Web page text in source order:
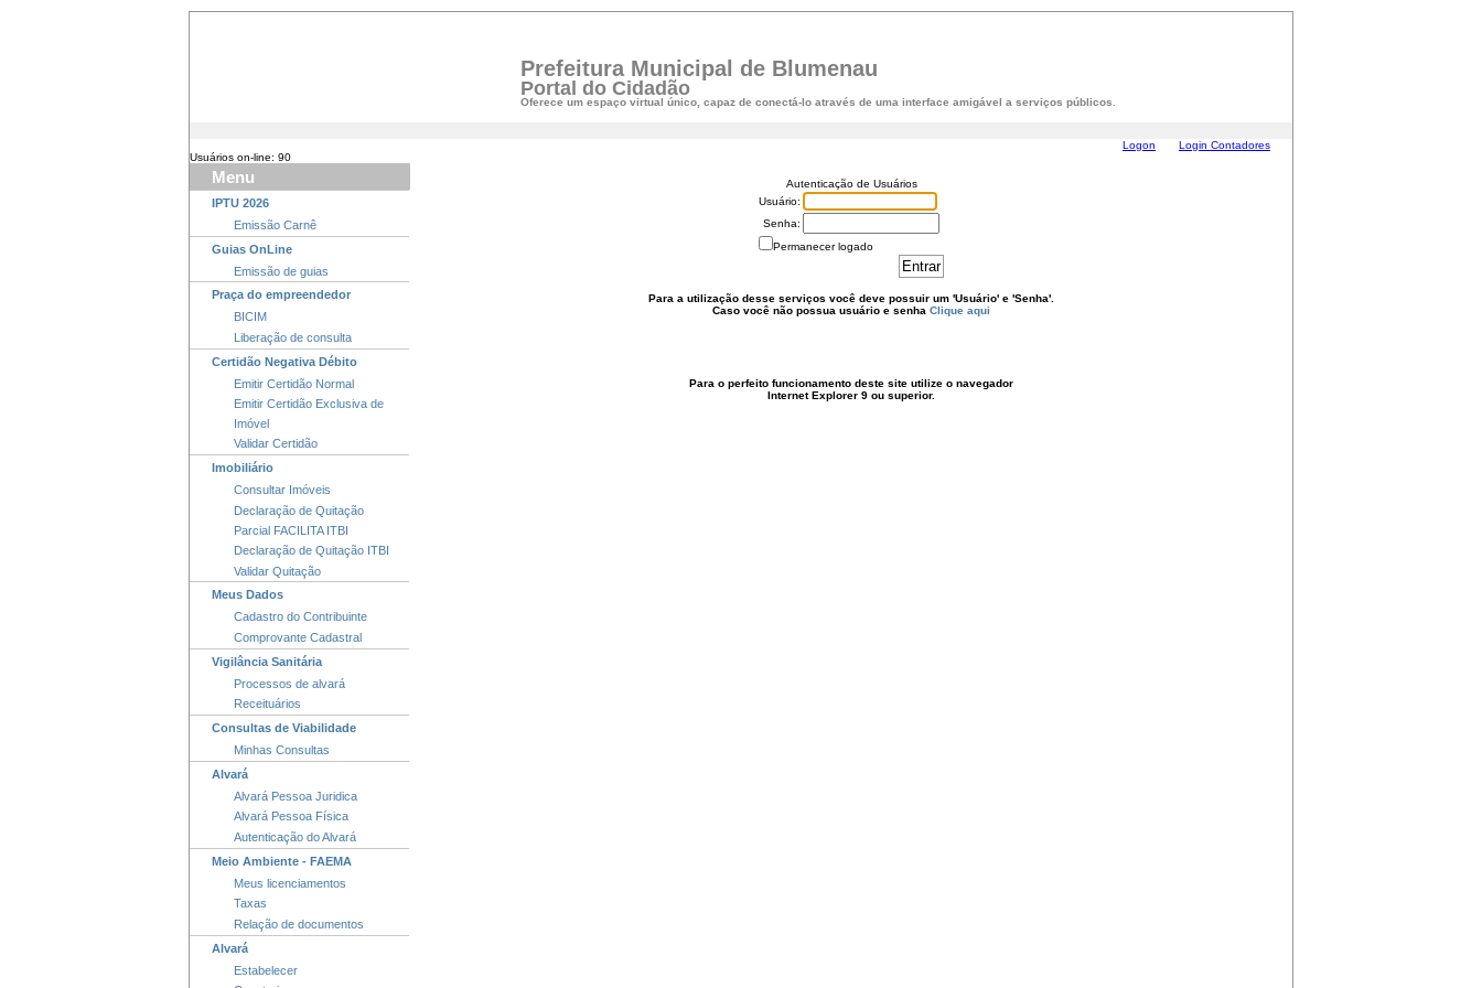
Prefeitura Municipal de Blumenau
Portal do Cidadão
Oferece um espaço virtual único, capaz de conectá-lo através de uma interface amigável a serviços públicos.
Logon
Login Contadores
Usuários on-line: 90
Menu
IPTU 2026
Emissão Carnê
Guias OnLine
Emissão de guias
Praça do empreendedor
BICIM
Liberação de consulta
Certidão Negativa Débito
Emitir Certidão Normal
Emitir Certidão Exclusiva de
Imóvel
Validar Certidão
Imobiliário
Consultar Imóveis
Declaração de Quitação
Parcial FACILITA ITBI
Declaração de Quitação ITBI
Validar Quitação
Meus Dados
Cadastro do Contribuinte
Comprovante Cadastral
Vigilância Sanitária
Processos de alvará
Receituários
Consultas de Viabilidade
Minhas Consultas
Alvará
Alvará Pessoa Juridica
Alvará Pessoa Física
Autenticação do Alvará
Meio Ambiente - FAEMA
Meus licenciamentos
Taxas
Relação de documentos
Alvará
Estabelecer
Autenticação de Usuários
Usuário:
Senha:
Permanecer logado
Para a utilização desse serviços você deve possuir um 'Usuário' e 'Senha'.
Caso você não possua usuário e senha Clique aqui
Para o perfeito funcionamento deste site utilize o navegador
Internet Explorer 9 ou superior.